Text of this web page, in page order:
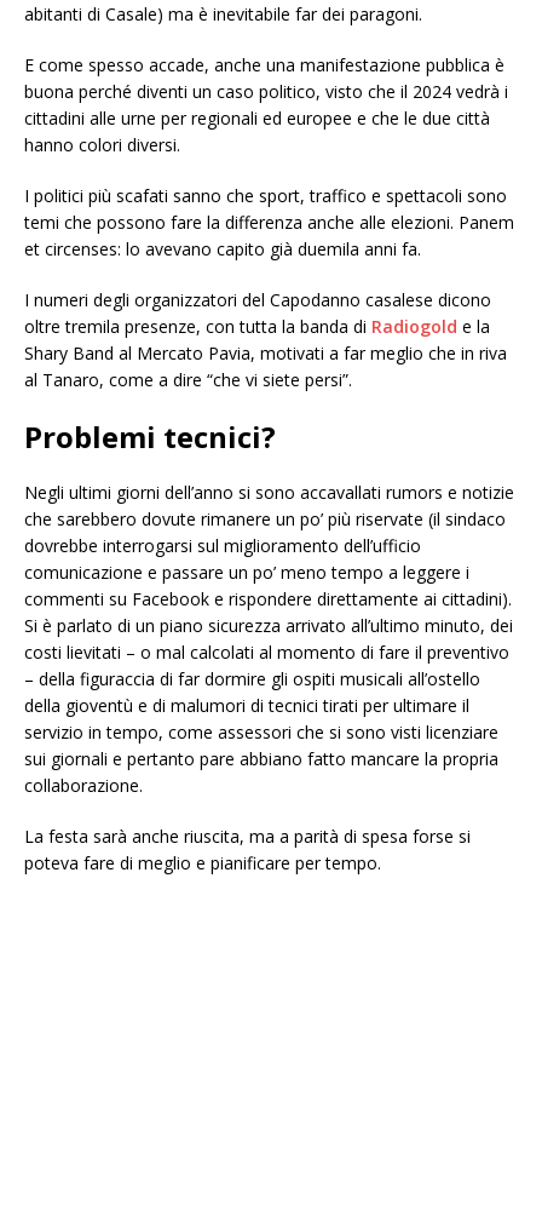
abitanti di Casale) ma è inevitabile far dei paragoni.
E come spesso accade, anche una manifestazione pubblica è
buona perché diventi un caso politico, visto che il 2024 vedrà i
cittadini alle urne per regionali ed europee e che le due città
hanno colori diversi.
I politici più scafati sanno che sport, traffico e spettacoli sono
temi che possono fare la differenza anche alle elezioni. Panem
et circenses: lo avevano capito già duemila anni fa.
I numeri degli organizzatori del Capodanno casalese dicono
oltre tremila presenze, con tutta la banda di Radiogold e la
Shary Band al Mercato Pavia, motivati a far meglio che in riva
al Tanaro, come a dire “che vi siete persi”.
Problemi tecnici?
Negli ultimi giorni dell’anno si sono accavallati rumors e notizie
che sarebbero dovute rimanere un po’ più riservate (il sindaco
dovrebbe interrogarsi sul miglioramento dell’ufficio
comunicazione e passare un po’ meno tempo a leggere i
commenti su Facebook e rispondere direttamente ai cittadini).
Si è parlato di un piano sicurezza arrivato all’ultimo minuto, dei
costi lievitati – o mal calcolati al momento di fare il preventivo
– della figuraccia di far dormire gli ospiti musicali all’ostello
della gioventù e di malumori di tecnici tirati per ultimare il
servizio in tempo, come assessori che si sono visti licenziare
sui giornali e pertanto pare abbiano fatto mancare la propria
collaborazione.
La festa sarà anche riuscita, ma a parità di spesa forse si
poteva fare di meglio e pianificare per tempo.